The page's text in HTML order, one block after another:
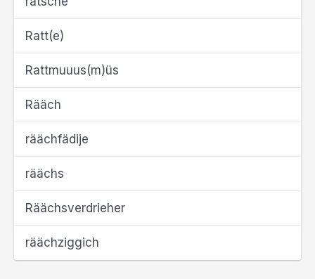
Ratt(e)
Rattmuuus(m)üs
Rääch
räächfädije
räächs
Räächsverdrieher
räächziggich